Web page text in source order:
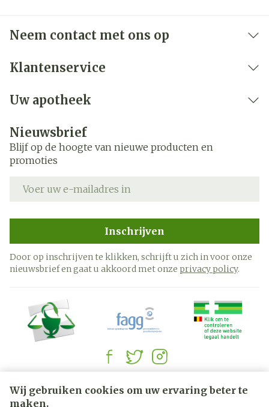
Wij gebruiken cookies om uw ervaring beter te
maken.
Neem contact met ons op
Klantenservice
Uw apotheek
Nieuwsbrief
Blijf op de hoogte van nieuwe producten en
promoties
Inschrijven
Door op inschrijven te klikken, schrijft u zich in voor onze
nieuwsbrief en gaat u akkoord met onze privacy policy.
Juridische links